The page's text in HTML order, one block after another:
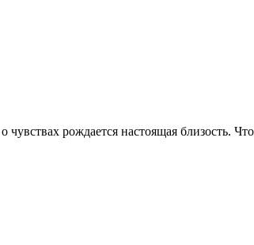
рождается настоящая близость.